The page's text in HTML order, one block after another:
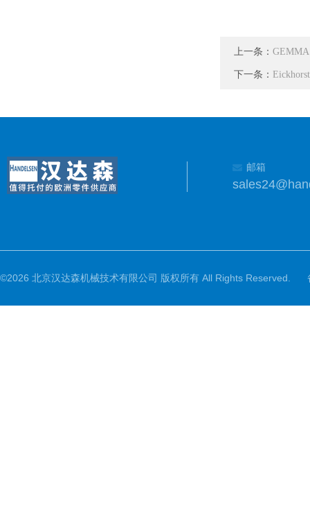
上一条：
下一条：
邮箱
©2026 北京汉达森机械技术有限公司 版权所有 All Rights Reserved.